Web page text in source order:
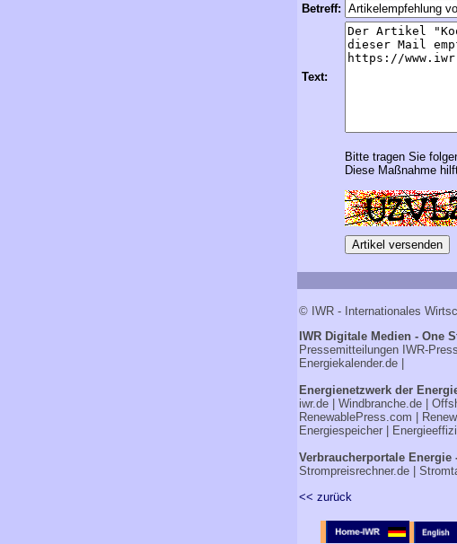
Betreff:
Text:
Bitte tragen Sie
Diese Maßnahme
© IWR - Internationales
IWR Digitale Medien - One
Pressemitteilungen IWR-
Energiekalender.de|
Energienetzwerk der
iwr.de| Windbranche.de|
RenewablePress.com
Energiespeicher|
Verbraucherportale Energie
Strompreisrechner.de|
<< zurück